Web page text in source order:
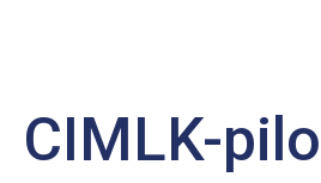
CIMLK-